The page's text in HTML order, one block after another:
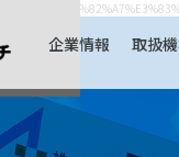
企業情報 取扱